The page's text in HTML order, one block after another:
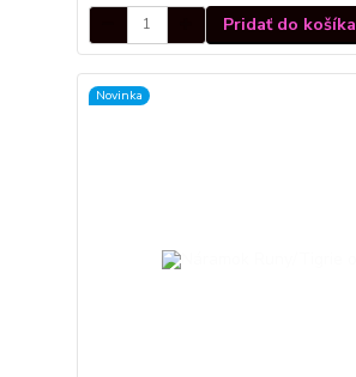
Pridať do košíka
Novinka